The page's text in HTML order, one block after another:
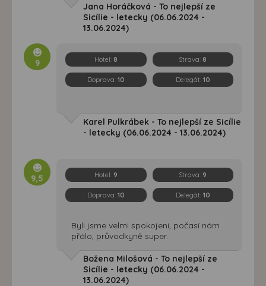
Jana Horáčková - To nejlepší ze
Sicílie - letecky (06.06.2024 -
13.06.2024)
9 Hotel: 8 Strava: 8
Doprava: 10 Delegát: 10
Karel Pulkrábek - To nejlepší ze Sicílie
- letecky (06.06.2024 - 13.06.2024)
9,5 Hotel: 9 Strava: 9
Doprava: 10 Delegát: 10
Byli jsme velmi spokojeni, počasí nám
přálo, průvodkyně super.
Božena Milošová - To nejlepší ze
Sicílie - letecky (06.06.2024 -
13.06.2024)